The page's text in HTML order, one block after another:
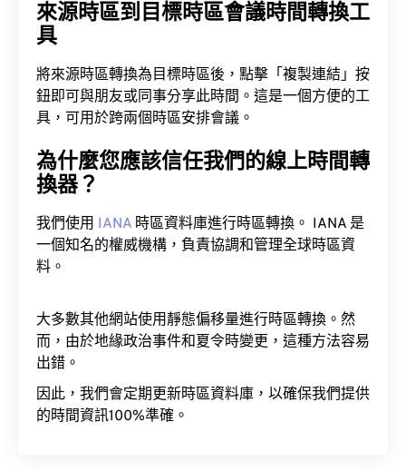
來源時區到目標時區會議時間轉換工
具
將來源時區轉換為目標時區後，點擊「複製連結」按
鈕即可與朋友或同事分享此時間。這是一個方便的工
具，可用於跨兩個時區安排會議。
為什麼您應該信任我們的線上時間轉
換器？
我們使用 IANA 時區資料庫進行時區轉換。 IANA 是
一個知名的權威機構，負責協調和管理全球時區資
料。
大多數其他網站使用靜態偏移量進行時區轉換。然
而，由於地緣政治事件和夏令時變更，這種方法容易
出錯。
因此，我們會定期更新時區資料庫，以確保我們提供
的時間資訊100%準確。